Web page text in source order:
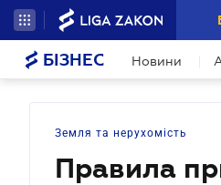
БІЗНЕС Новини
Земля та нерухомість
Правила